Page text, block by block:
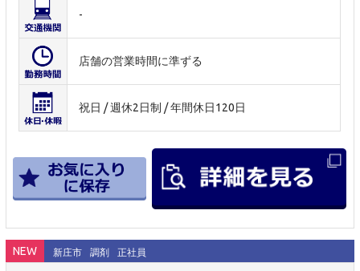
-
店舗の営業時間に準ずる
祝日 / 週休2日制 / 年間休日120日
NEW 新庄市 調剤 正社員